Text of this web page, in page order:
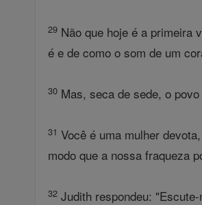
29 Não que hoje é a primeira
é e de como o som de um
30 Mas, seca de sede, o
31 Você é uma mulher
modo que a nossa fraqueza
32 Judith respondeu: